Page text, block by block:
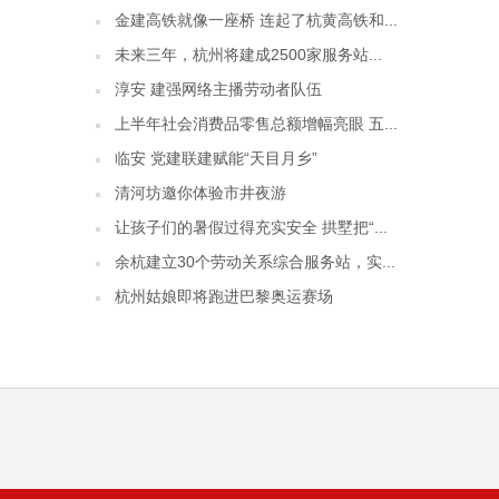
金建高铁就像一座桥 连起了杭黄高铁和...
未来三年，杭州将建成2500家服务站...
淳安 建强网络主播劳动者队伍
上半年社会消费品零售总额增幅亮眼 五...
临安 党建联建赋能“天目月乡”
清河坊邀你体验市井夜游
让孩子们的暑假过得充实安全 拱墅把“...
余杭建立30个劳动关系综合服务站，实...
杭州姑娘即将跑进巴黎奥运赛场